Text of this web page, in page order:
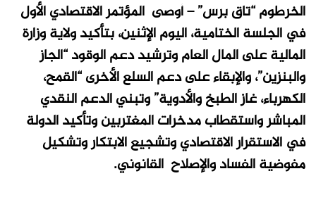
الخرطوم “تاق برس” – أوصى المؤتمر الاقتصادي الأول
في الجلسة الختامية، اليوم الإثنين، بتأكيد ولاية وزارة
المالية على المال العام وترشيد دعم الوقود “الجاز
والبنزين”، والإبقاء على دعم السلع الأخرى “القمح،
الكهرباء، غاز الطبخ والأدوية” وتبني الدعم النقدي
المباشر واستقطاب مدخرات المغتربين وتأكيد الدولة
في الاستقرار الاقتصادي وتشجيع الابتكار وتشكيل
مفوضية الفساد والإصلاح القانوني.